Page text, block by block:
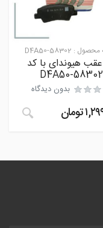
محصول : 58302-D4A50
هیوندای با کد
بدون دیدگاه
تومان